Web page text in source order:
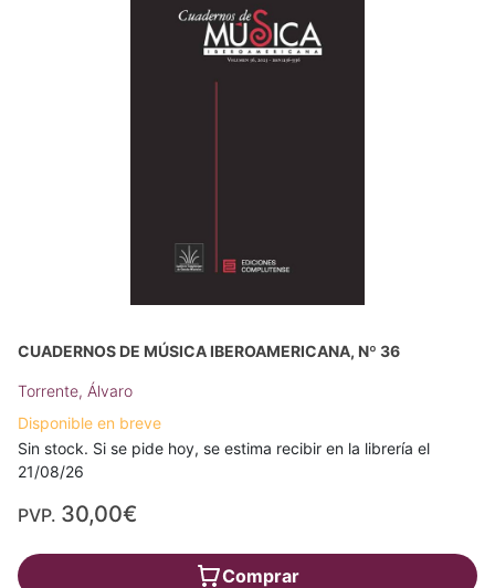
CUADERNOS DE MÚSICA IBEROAMERICANA, Nº 36
Torrente, Álvaro
Disponible en breve
Sin stock. Si se pide hoy, se estima recibir en la librería el
21/08/26
PVP. 30,00€
Comprar